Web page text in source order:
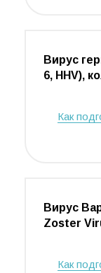
Вирус
6, HHV),
Как
Вирус
Zoster
Как